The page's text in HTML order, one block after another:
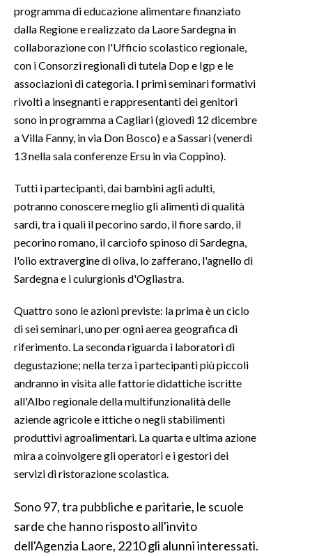
SALUTE
SARDEGNA TURISMO
NOTIZIE
EVENTI
#CARAUNIONE
3 MINUTI CON
INSULARITÀ
ABBONATI
NECROLOGI
SPIAGGE
STORE
programma di educazione alimentare finanziato
dalla Regione e realizzato da Laore Sardegna in
collaborazione con l'Ufficio scolastico regionale,
con i Consorzi regionali di tutela Dop e Igp e le
associazioni di categoria. I primi seminari formativi
rivolti a insegnanti e rappresentanti dei genitori
sono in programma a Cagliari (giovedì 12 dicembre
a Villa Fanny, in via Don Bosco) e a Sassari (venerdì
13 nella sala conferenze Ersu in via Coppino).
Tutti i partecipanti, dai bambini agli adulti,
potranno conoscere meglio gli alimenti di qualità
sardi, tra i quali il pecorino sardo, il fiore sardo, il
pecorino romano, il carciofo spinoso di Sardegna,
l'olio extravergine di oliva, lo zafferano, l'agnello di
Sardegna e i culurgionis d'Ogliastra.
Quattro sono le azioni previste: la prima è un ciclo
di sei seminari, uno per ogni aerea geografica di
riferimento. La seconda riguarda i laboratori di
degustazione; nella terza i partecipanti più piccoli
andranno in visita alle fattorie didattiche iscritte
all'Albo regionale della multifunzionalità delle
aziende agricole e ittiche o negli stabilimenti
produttivi agroalimentari. La quarta e ultima azione
mira a coinvolgere gli operatori e i gestori dei
servizi di ristorazione scolastica.
Sono 97, tra pubbliche e paritarie, le scuole
sarde che hanno risposto all'invito
dell'Agenzia Laore, 2210 gli alunni interessati.